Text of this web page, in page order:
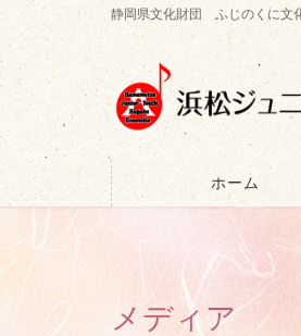
静岡県文化財団 ふじのくに文
ホーム
メディア